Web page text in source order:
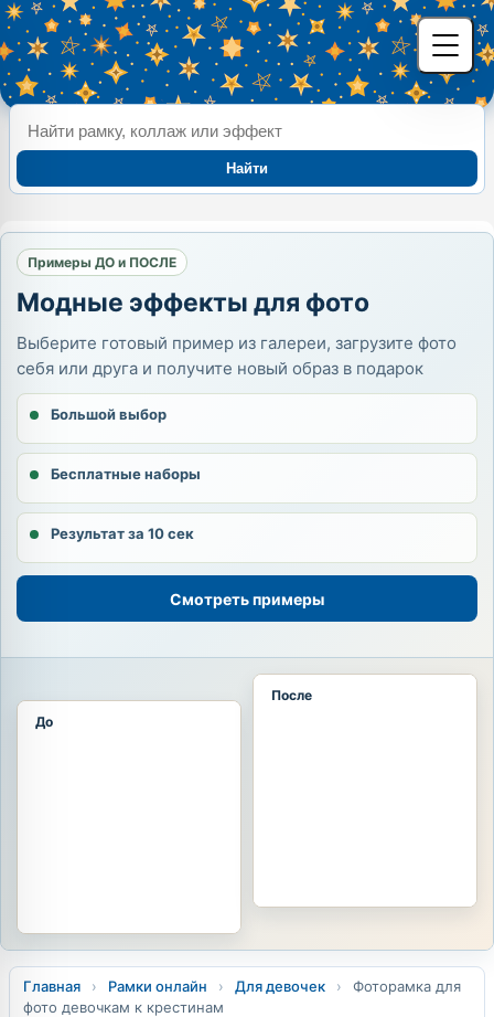
Найти
Примеры ДО и ПОСЛЕ
Модные эффекты для фото
Выберите готовый пример из галереи, загрузите фото
себя или друга и получите новый образ в подарок
Большой выбор
Бесплатные наборы
Результат за 10 сек
Смотреть примеры
До
После
Главная › Рамки онлайн › Для девочек ›
Фоторамка для
фото девочкам к крестинам